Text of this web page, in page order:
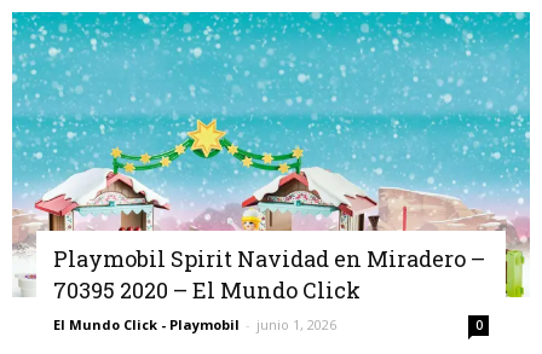
Playmobil Spirit Navidad en Miradero –
70395 2020 – El Mundo Click
El Mundo Click - Playmobil - junio 1, 2026 0